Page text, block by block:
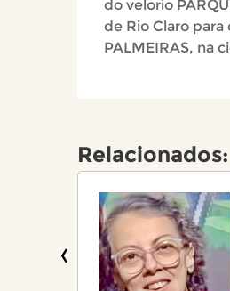
do velorio
de Rio Claro para
PALMEIRAS, na
Relacionados:
‹